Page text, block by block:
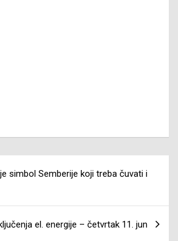
simbol Semberije koji treba čuvati i
el. energije – četvrtak 11. jun